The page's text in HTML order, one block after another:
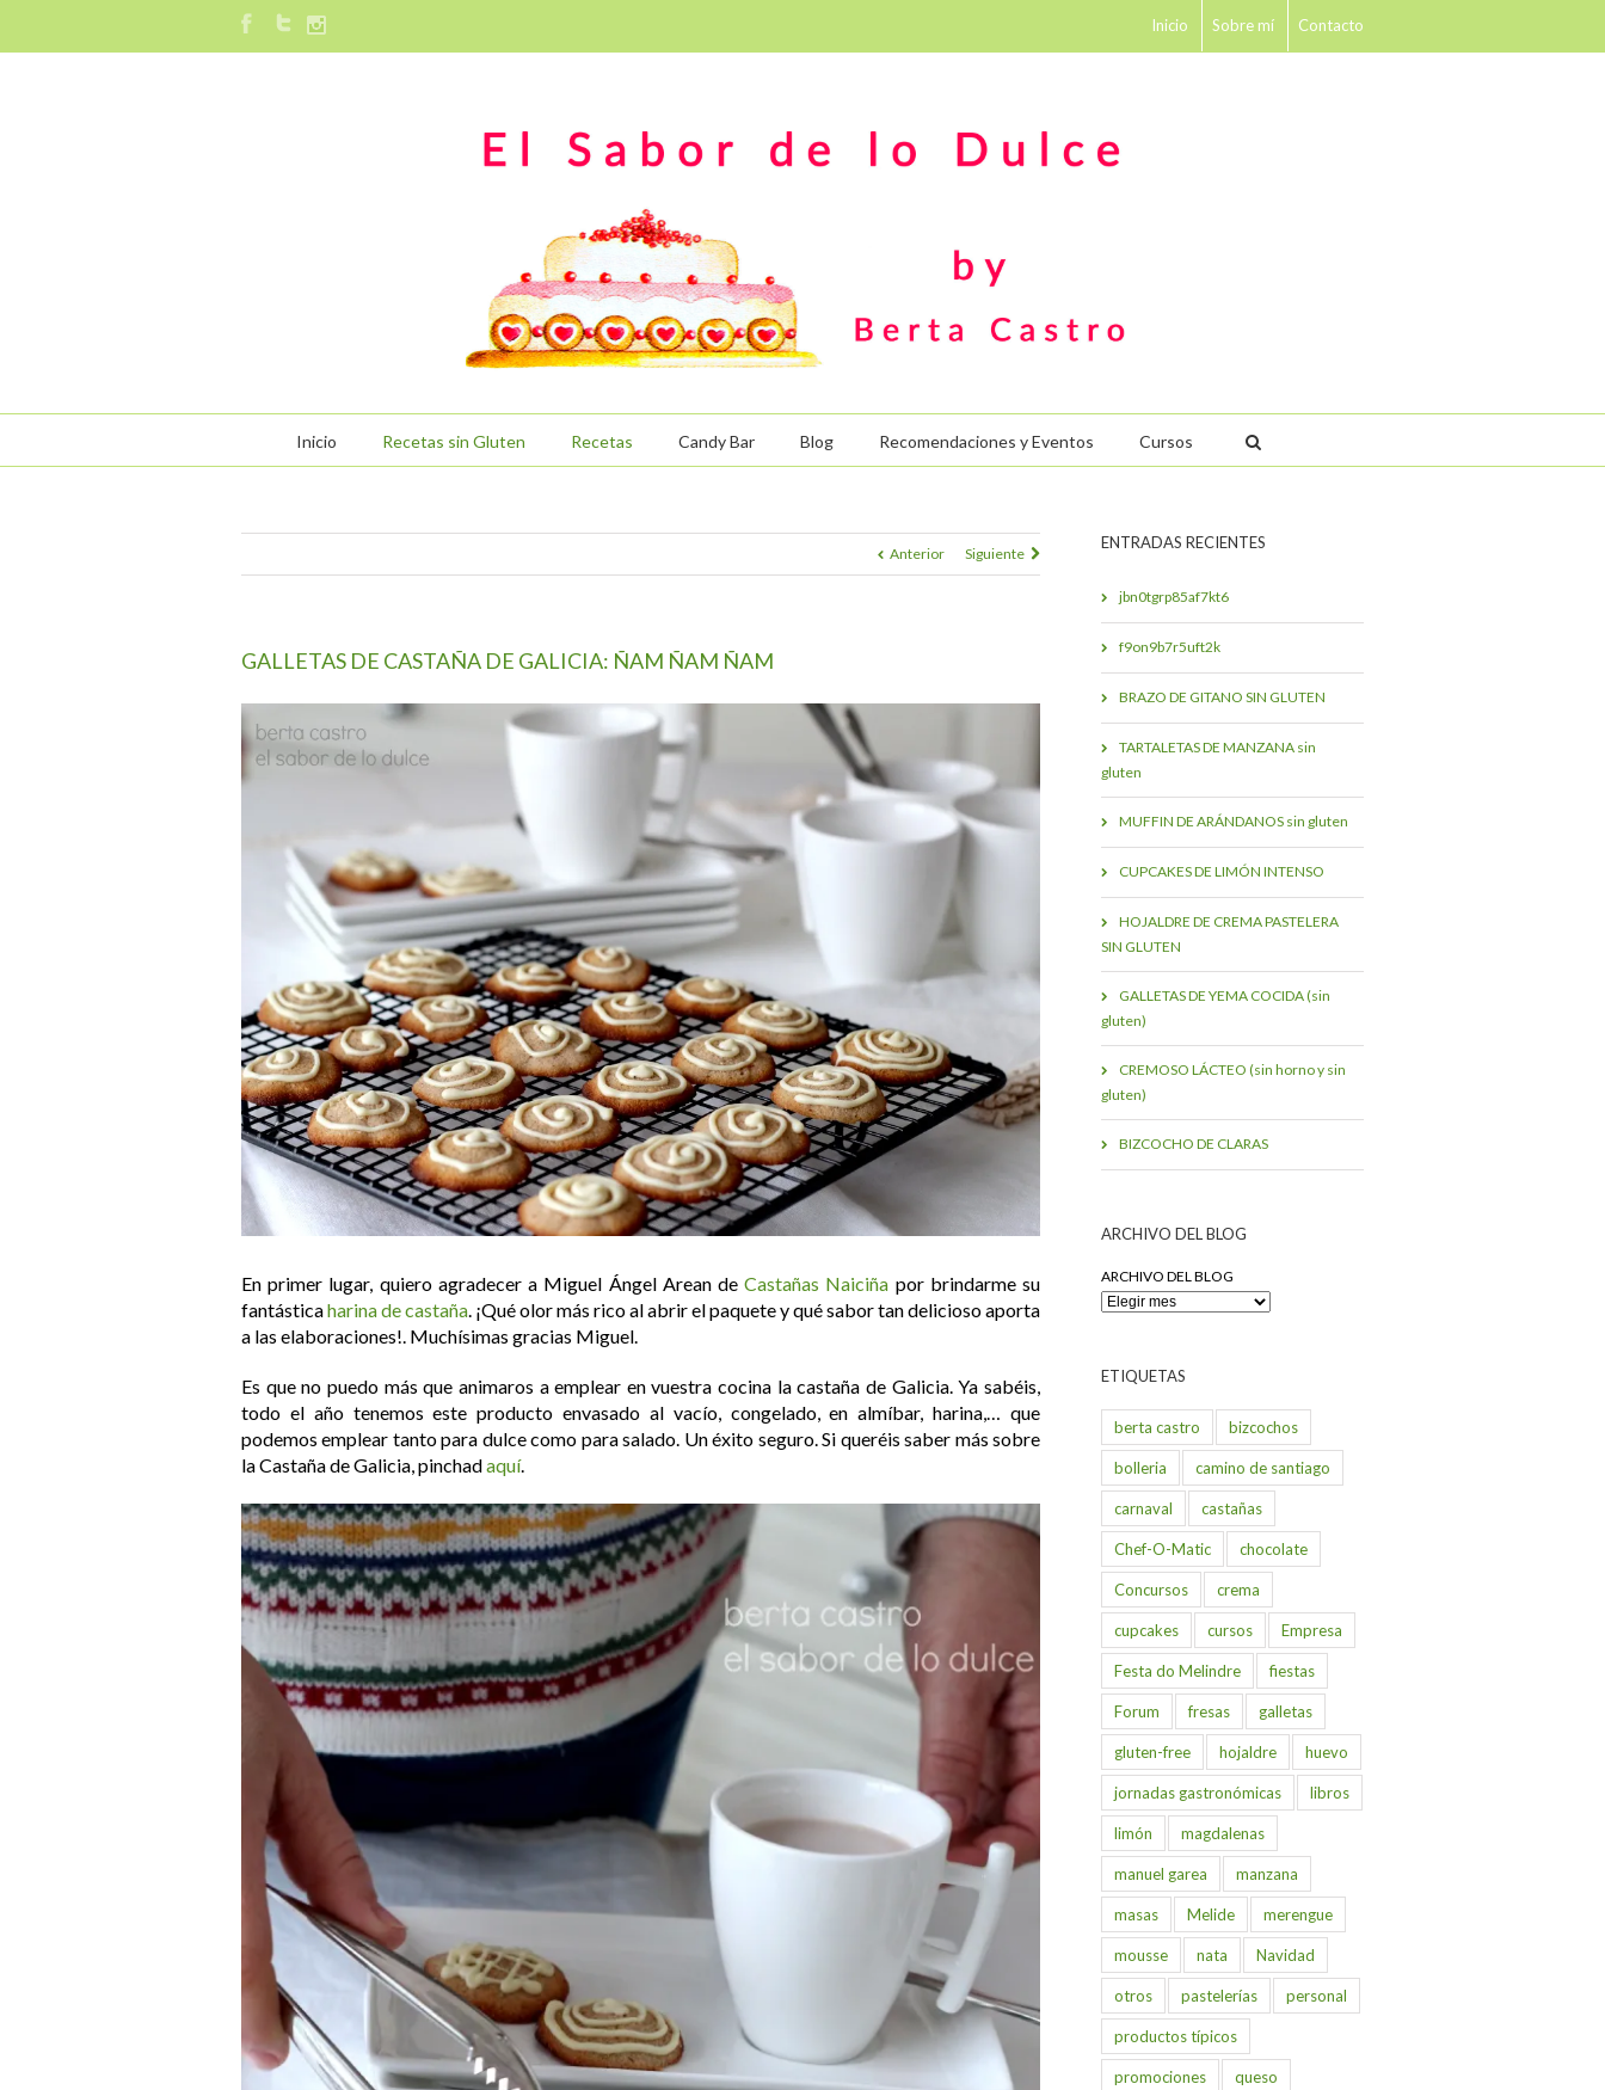
Inicio Sobre mí Contacto
Inicio Recetas sin Gluten Recetas Candy Bar Blog Recomendaciones y Eventos Cursos
Anterior Siguiente
GALLETAS DE CASTAÑA DE GALICIA: ÑAM ÑAM ÑAM
En primer lugar, quiero agradecer a Miguel Ángel Arean deCastañas Naiciña por brindarme su
fantásticaharina de castaña. ¡Qué olor más rico al abrir el paquete y qué sabor tan delicioso aporta
a las elaboraciones!. Muchísimas gracias Miguel.
Es que no puedo más que animaros a emplear en vuestra cocina la castaña de Galicia. Ya sabéis,
todo el año tenemos este producto envasado al vacío, congelado, en almíbar, harina,… que
podemos emplear tanto para dulce como para salado. Un éxito seguro. Si queréis saber más sobre
la Castaña de Galicia, pinchadaquí.
ENTRADAS RECIENTES
jbn0tgrp85af7kt6
f9on9b7r5uft2k
BRAZO DE GITANO SIN GLUTEN
TARTALETAS DE MANZANA sin
gluten
MUFFIN DE ARÁNDANOS sin gluten
CUPCAKES DE LIMÓN INTENSO
HOJALDRE DE CREMA PASTELERA
SIN GLUTEN
GALLETAS DE YEMA COCIDA (sin
gluten)
CREMOSO LÁCTEO (sin horno y sin
gluten)
BIZCOCHO DE CLARAS
ARCHIVO DEL BLOG
ARCHIVO DEL BLOG
ETIQUETAS
berta castro bizcochos
bolleria camino de santiago
carnaval castañas
Chef-O-Matic chocolate
Concursos crema
cupcakes cursos Empresa
Festa do Melindre fiestas
Forum fresas galletas
gluten-free hojaldre huevo
jornadas gastronómicas libros
limón magdalenas
manuel garea manzana
masas Melide merengue
mousse nata Navidad
otros pastelerías personal
productos típicos
promociones queso